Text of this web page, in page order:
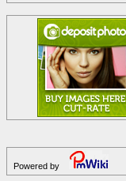
Powered by